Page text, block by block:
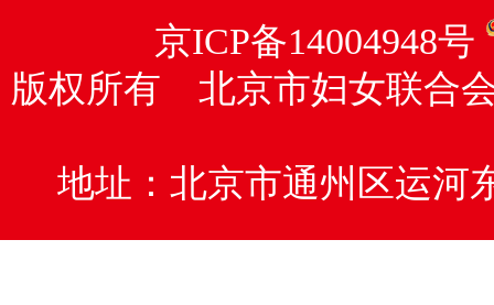
京ICP备14004948号
版权所有 北京市妇女联合
地址：北京市通州区运河